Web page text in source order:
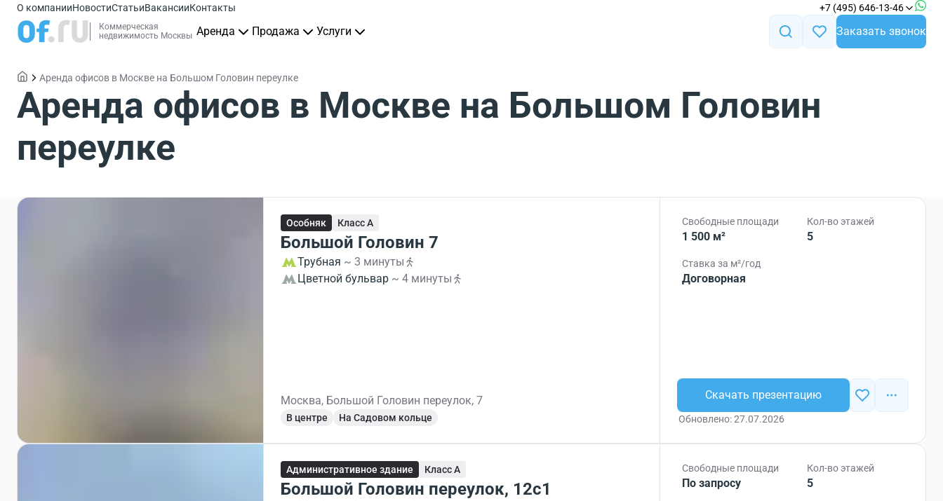
О компанииНовостиСтатьиВакансииКонтакты +7 (495) 646-13-46
Коммерческая
недвижимость Москвы Аренда Продажа Услуги Заказать звонок
Аренда офисов в Москве на Большом Головин переулке
Аренда офисов в Москве на Большом Головин
переулке
Особняк Класс A
Большой Головин 7
Трубная ~ 3 минуты
Цветной бульвар ~ 4 минуты
Москва, Большой Головин переулок, 7
В центре На Садовом кольце
Свободные площади
1 500 м²
Кол-во этажей
5
Ставка за м²/год
Договорная
Скачать презентацию
Обновлено: 27.07.2026
Административное здание Класс A
Большой Головин переулок, 12с1
Свободные площади
По запросу
Кол-во этажей
5